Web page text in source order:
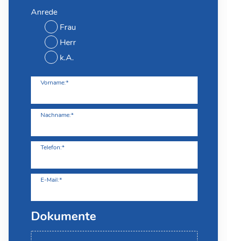
Anrede
Frau
Herr
k.A.
Vorname:*
Nachname:*
Telefon:*
E-Mail:*
Dokumente